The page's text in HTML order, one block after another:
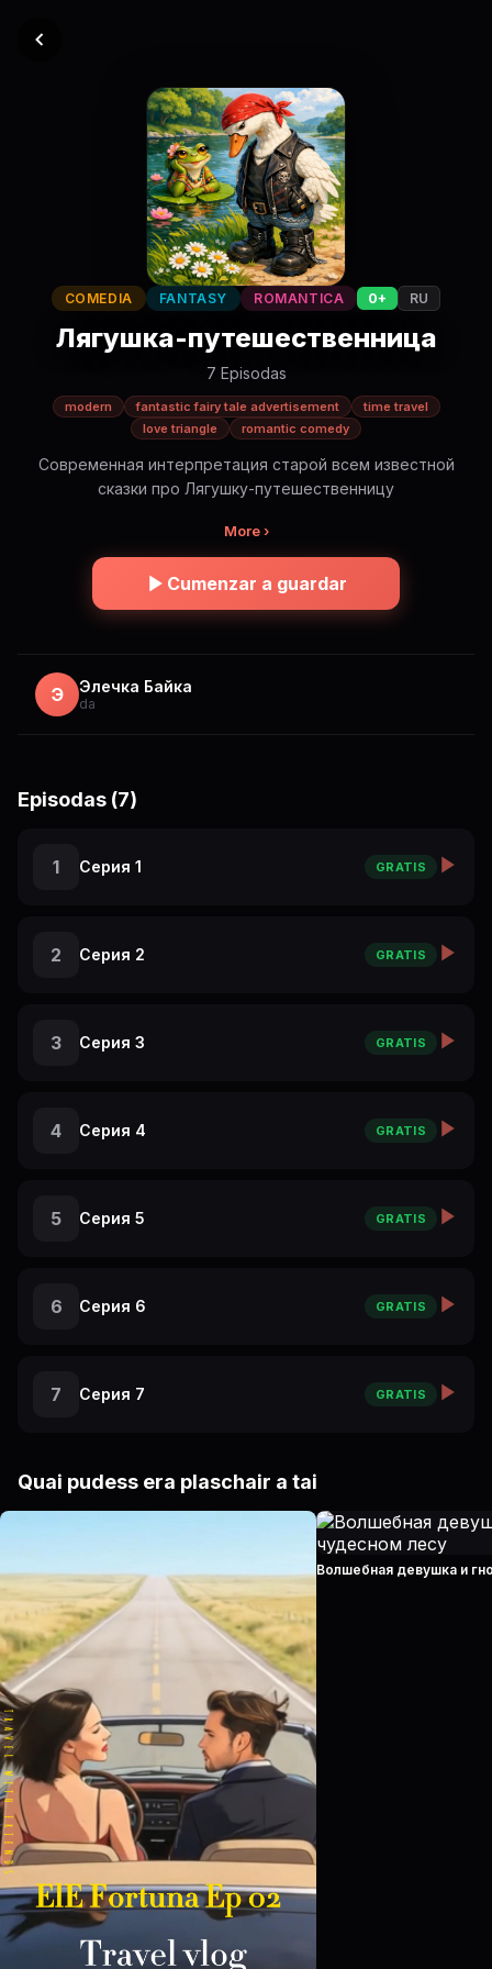
COMEDIA FANTASY ROMANTICA 0+ RU
Лягушка-путешественница
7 Episodas
modern fantastic fairy tale advertisement
time travel
love triangle
romantic comedy
Современная интерпретация старой всем известной
сказки про Лягушку-путешественницу
More ›
Cumenzar a guardar
Э Элечка Байка
da
Episodas (7)
1 Серия 1 GRATIS
2 Серия 2 GRATIS
3 Серия 3 GRATIS
4 Серия 4 GRATIS
5 Серия 5 GRATIS
6 Серия 6 GRATIS
7 Серия 7 GRATIS
Quai pudess era plaschair a tai
Волшебная девушка и